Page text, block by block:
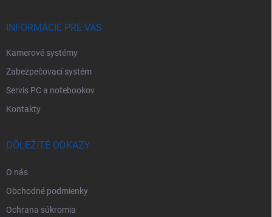
INFORMÁCIE PRE VÁS
Kamerové systémy
Zabezpečovací systém
Servis PC a notebookov
Kontakty
DÔLEŽITÉ ODKAZY
O nás
Obchodné podmienky
Ochrana súkromia